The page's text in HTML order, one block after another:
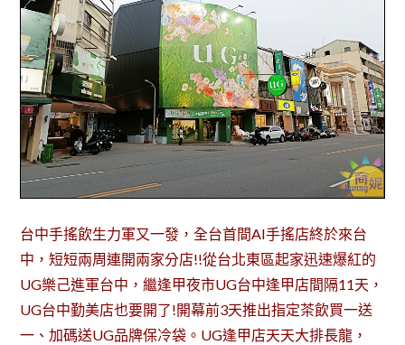
台中手搖飲生力軍又一發，全台首間AI手搖店終於來台
中，短短兩周連開兩家分店!!從台北東區起家迅速爆紅的
UG樂己進軍台中，繼逢甲夜市UG台中逢甲店間隔11天，
UG台中勤美店也要開了!開幕前3天推出指定茶飲買一送
一、加碼送UG品牌保冷袋。UG逢甲店天天大排長龍，